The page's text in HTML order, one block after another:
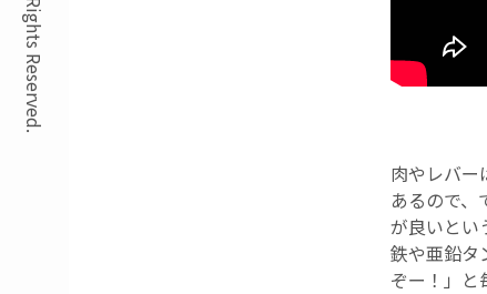
肉やレバー
あるので
が良いとい
鉄や亜鉛タ
ぞー！」と